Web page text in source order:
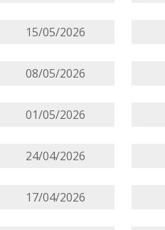
15/05/2026
08/05/2026
01/05/2026
24/04/2026
17/04/2026